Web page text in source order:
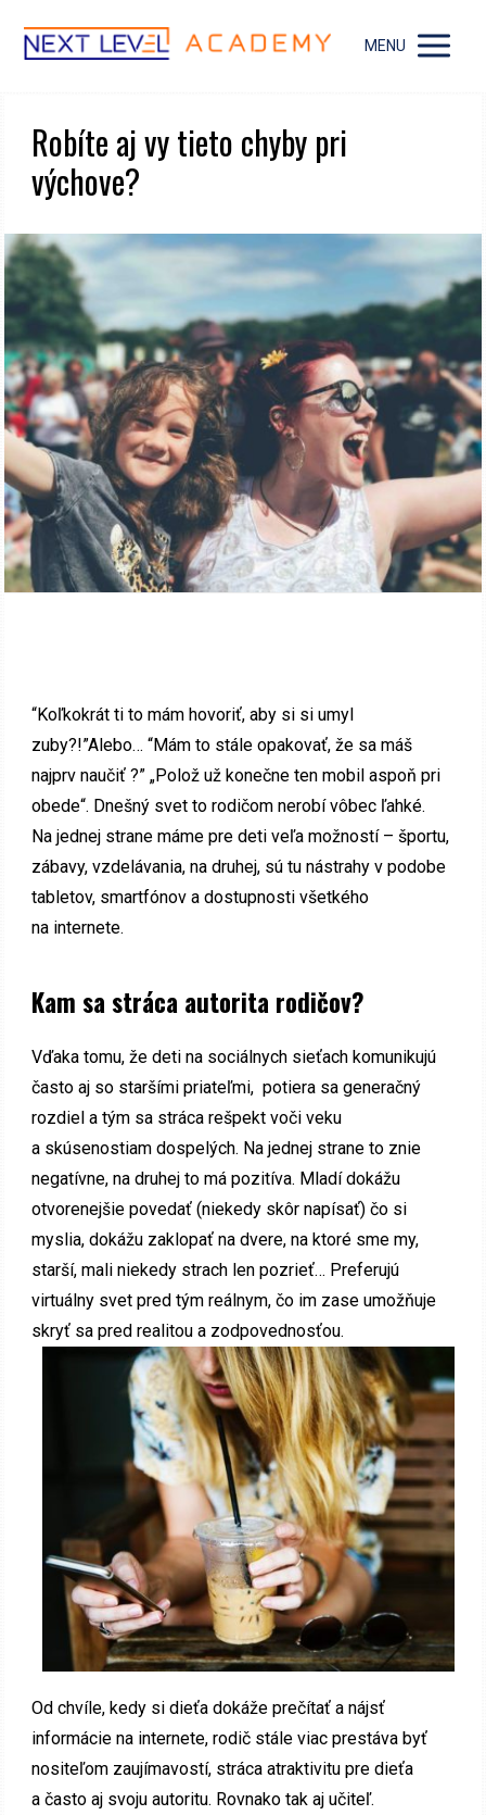
MENU
Robíte aj vy tieto chyby pri
výchove?
“Koľkokrát ti to mám hovoriť, aby si si umyl
zuby?!”Alebo… “Mám to stále opakovať, že sa máš
najprv naučiť ?” „Polož už konečne ten mobil aspoň pri
obede“. Dnešný svet to rodičom nerobí vôbec ľahké.
Na jednej strane máme pre deti veľa možností – športu,
zábavy, vzdelávania, na druhej, sú tu nástrahy v podobe
tabletov, smartfónov a dostupnosti všetkého
na internete.
Kam sa stráca autorita rodičov?
Vďaka tomu, že deti na sociálnych sieťach komunikujú
často aj so staršími priateľmi, potiera sa generačný
rozdiel a tým sa stráca rešpekt voči veku
a skúsenostiam dospelých. Na jednej strane to znie
negatívne, na druhej to má pozitíva. Mladí dokážu
otvorenejšie povedať (niekedy skôr napísať) čo si
myslia, dokážu zaklopať na dvere, na ktoré sme my,
starší, mali niekedy strach len pozrieť… Preferujú
virtuálny svet pred tým reálnym, čo im zase umožňuje
skryť sa pred realitou a zodpovednosťou.
Od chvíle, kedy si dieťa dokáže prečítať a nájsť
informácie na internete, rodič stále viac prestáva byť
nositeľom zaujímavostí, stráca atraktivitu pre dieťa
a často aj svoju autoritu. Rovnako tak aj učiteľ.